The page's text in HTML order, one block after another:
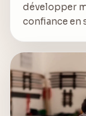
développer
confiance en